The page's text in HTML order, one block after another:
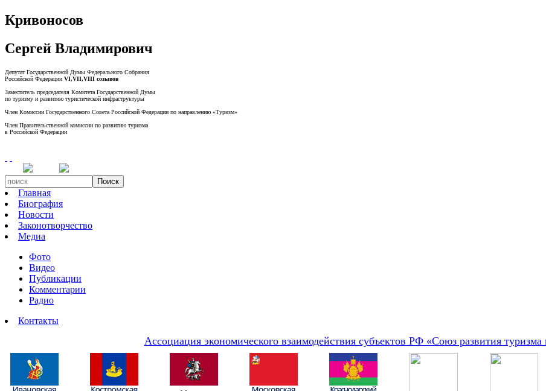
Кривоносов
Сергей Владимирович
Депутат Государственной Думы Федерального Собрания
Российской Федерации VI,VII,VIII созывов
Заместитель председателя Комитета Государственной Думы
по туризму и развитию туристической инфраструктуры
Член Комиссии Государственного Совета Российской Федерации по направлению «Туризм»
Член Правительственной комиссии по развитию туризма
в Российской Федерации
Поиск
Главная
Биография
Новости
Законотворчество
Медиа
Фото
Видео
Публикации
Комментарии
Радио
Контакты
Ассоциация экономического взаимодействия субъектов РФ «Союз развития